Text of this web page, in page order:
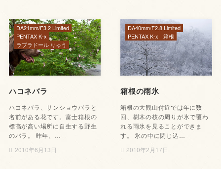
ハコネバラ
ハコネバラ、サンショウバラと
名前がある花です。富士箱根の
標高が高い場所に自生する野生
のバラ。 昨年、…
2010年6月13日
DA21mm/F3.2 Limited
PENTAX K-x
ラブラドール りゅう
箱根の雨氷
箱根の大観山付近では年に数
回、樹木の枝の周りが氷で覆わ
れる雨氷を見ることができま
す。 氷の中に閉じ込…
2010年2月17日
DA40mm/F2.8 Limited
PENTAX K-x
箱根